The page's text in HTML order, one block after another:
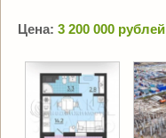
Цена: 3 200 000 рублей